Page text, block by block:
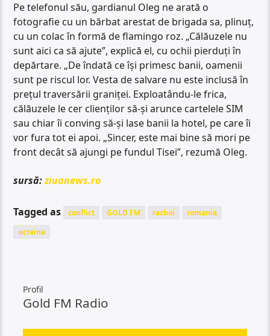
Pe telefonul său, gardianul Oleg ne arată o
fotografie cu un bărbat arestat de brigada sa, plinuț,
cu un colac în formă de flamingo roz. „Călăuzele nu
sunt aici ca să ajute”, explică el, cu ochii pierduți în
depărtare. „De îndată ce își primesc banii, oamenii
sunt pe riscul lor. Vesta de salvare nu este inclusă în
prețul traversării graniței. Exploatându-le frica,
călăuzele le cer clienţilor să-şi arunce cartelele SIM
sau chiar îi conving să-şi lase banii la hotel, pe care îi
vor fura tot ei apoi. „Sincer, este mai bine să mori pe
front decât să ajungi pe fundul Tisei”, rezumă Oleg.
sursă:ziuanews.ro
Tagged as conflict GOLD FM razboi
romania
ucraina
Profil
Gold FM Radio